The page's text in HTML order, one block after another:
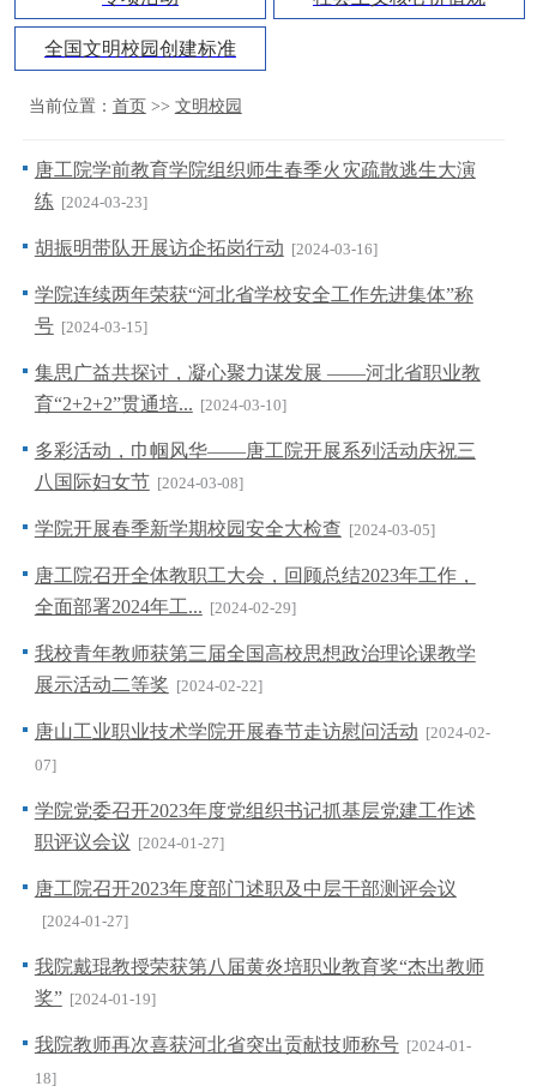
全国文明校园创建标准
当前位置： 首页>> 文明校园
唐工院学前教育学院组织师生春季火灾疏散逃生大演
练 [2024-03-23]
胡振明带队开展访企拓岗行动 [2024-03-16]
学院连续两年荣获“河北省学校安全工作先进集体”称
号 [2024-03-15]
集思广益共探讨，凝心聚力谋发展 ——河北省职业教
育“2+2+2”贯通培... [2024-03-10]
多彩活动，巾帼风华——唐工院开展系列活动庆祝三
八国际妇女节 [2024-03-08]
学院开展春季新学期校园安全大检查 [2024-03-05]
唐工院召开全体教职工大会，回顾总结2023年工作，
全面部署2024年工... [2024-02-29]
我校青年教师获第三届全国高校思想政治理论课教学
展示活动二等奖 [2024-02-22]
唐山工业职业技术学院开展春节走访慰问活动 [2024-02-
07]
学院党委召开2023年度党组织书记抓基层党建工作述
职评议会议 [2024-01-27]
唐工院召开2023年度部门述职及中层干部测评会议
[2024-01-27]
我院戴琨教授荣获第八届黄炎培职业教育奖“杰出教师
奖” [2024-01-19]
我院教师再次喜获河北省突出贡献技师称号 [2024-01-
18]